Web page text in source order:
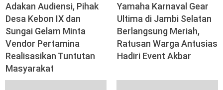
Adakan Audiensi, Pihak
Desa Kebon IX dan
Sungai Gelam Minta
Vendor Pertamina
Realisasikan Tuntutan
Masyarakat
Yamaha Karnaval Gear
Ultima di Jambi Selatan
Berlangsung Meriah,
Ratusan Warga Antusias
Hadiri Event Akbar